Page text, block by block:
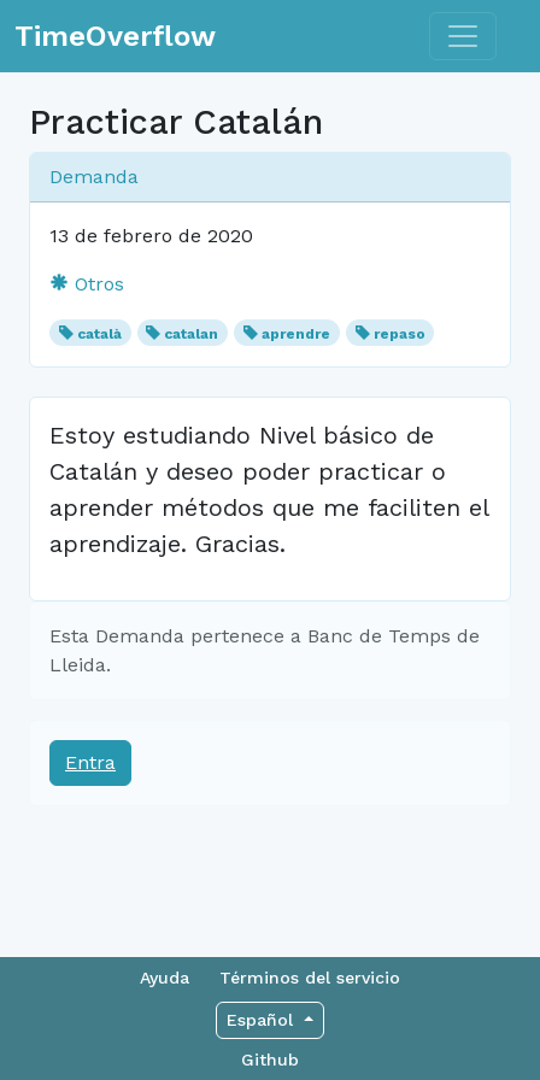
TimeOverflow Toggle
Practicar Catalán
Demanda
13 de febrero de 2020
Otros
català catalan aprendre repaso
Estoy estudiando Nivel básico de
Catalán y deseo poder practicar o
aprender métodos que me faciliten el
aprendizaje. Gracias.
Esta Demanda pertenece a Banc de Temps de
Lleida.
Entra
Ayuda Términos del servicio
Español
Github